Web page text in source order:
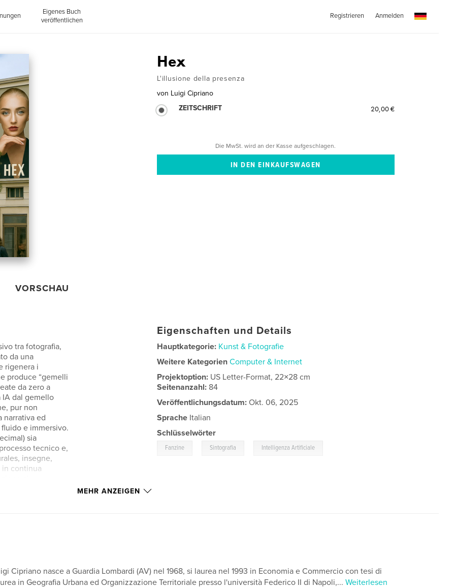
Eigenes Buch
veröffentlichen
Registrieren Anmelden
VORSCHAU
Hex
L'illusione della presenza
von Luigi Cipriano
ZEITSCHRIFT
20,00 €
Die MwSt. wird an der Kasse aufgeschlagen.
tra fotografia,
da una
rigenera i
produce “gemelli
da zero a
IA dal gemello
pur non
narrativa ed
e immersivo.
sia
tecnico e,
insegne,
continua
la presenza
delle
resiste sotto la
Eigenschaften und Details
Hauptkategorie: Kunst & Fotografie
Weitere Kategorien Computer & Internet
Projektoption: US Letter-Format, 22×28 cm
Seitenanzahl: 84
Veröffentlichungsdatum: Okt. 06, 2025
Sprache Italian
Schlüsselwörter
Fanzine Sintografia Intelligenza Artificiale
MEHR ANZEIGEN
Cipriano nasce a Guardia Lombardi (AV) nel 1968, si laurea nel 1993 in Economia e Commercio con tesi di
in Geografia Urbana ed Organizzazione Territoriale presso l'università Federico II di Napoli,... Weiterlesen